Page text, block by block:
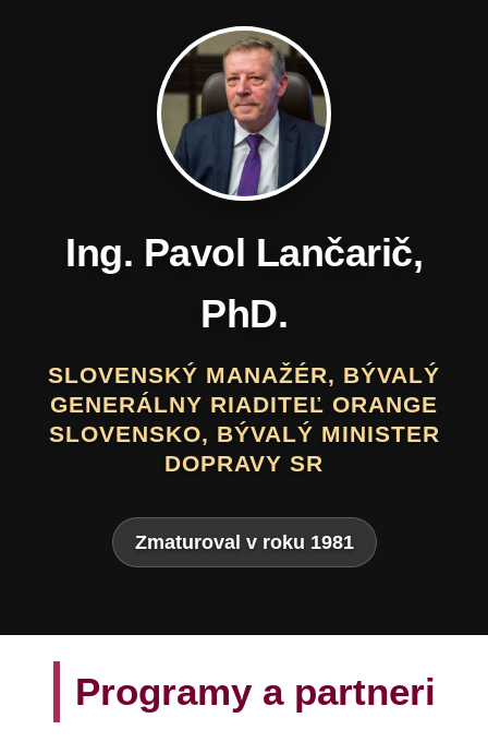
DRAMATIK, SCENÁRISTA, TEXTÁR,
VÝTVARNÍK A AUTOR LITERATÚRY
PRE DETI A MLÁDEŽ
Zmaturoval v roku 1975
Programy a partneri